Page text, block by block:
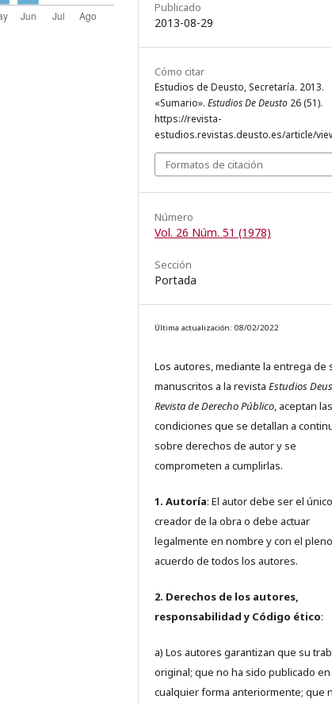
Publicado
2013-08-29
Cómo citar
Estudios de Deusto, Secretaría. 2013.
«Sumario». Estudios De Deusto 26 (51).
https://revista-
estudios.revistas.deusto.es/article/
Formatos de citación
Número
Vol. 26 Núm. 51 (1978)
Sección
Portada
Última actualización: 08/02/2022
Los autores, mediante la entrega de
manuscritos a la revista Estudios
Revista de Derecho Público, aceptan las
condiciones que se detallan a
sobre derechos de autor y se
comprometen a cumplirlas.
1. Autoría: El autor debe ser el único
creador de la obra o debe actuar
legalmente en nombre y con el pleno
acuerdo de todos los autores.
2. Derechos de los autores,
responsabilidad y Código ético:
a) Los autores garantizan que su
original; que no ha sido publicado en
cualquier forma anteriormente; que